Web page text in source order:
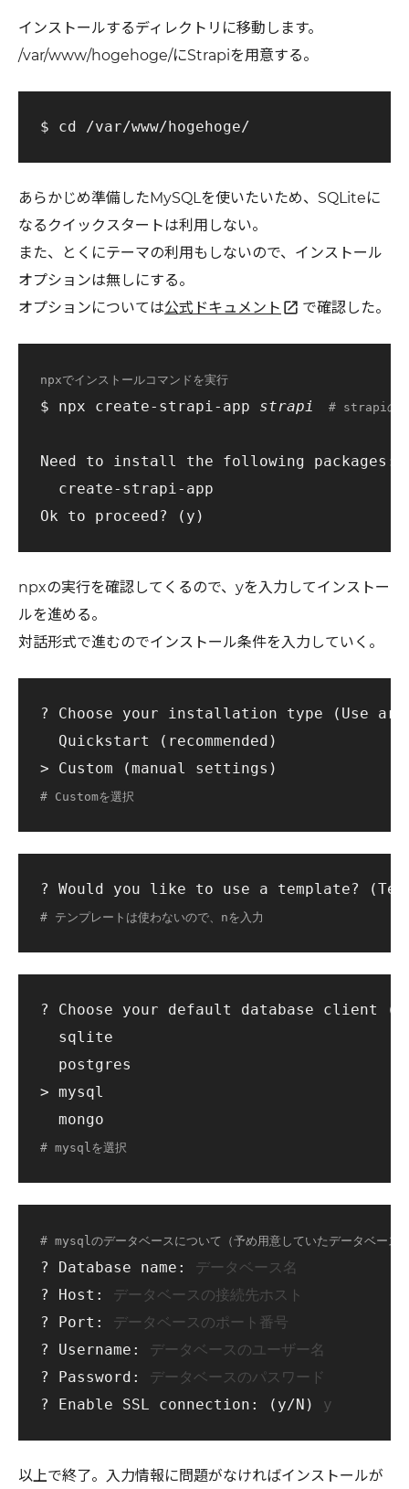
インストールするディレクトリに移動します。
/var/www/hogehoge/にStrapiを用意する。
あらかじめ準備したMySQLを使いたいため、SQLiteに
なるクイックスタートは利用しない。
また、とくにテーマの利用もしないので、インストール
オプションは無しにする。
オプションについては公式ドキュメント open_in_new で確認した。
npxでインストールコマンドを実行
$ npx create-strapi-app strapi # strapiのと
Need to install the following packages:
  create-strapi-app
npxの実行を確認してくるので、yを入力してインストー
ルを進める。
対話形式で進むのでインストール条件を入力していく。
? Choose your installation type (Use
  Quickstart (recommended)
# Customを選択
# テンプレートは使わないので、nを入力
? Choose your default database client
  sqlite
  postgres
> mysql
# mysqlを選択
# mysqlのデータベースについて（予め用意していたデータベース
? Database name: データベース名
? Host: データベースの接続先ホスト
? Port: データベースのポート番号
? Username: データベースのユーザー名
? Password: データベースのパスワード
? Enable SSL connection: (y/N) y
以上で終了。入力情報に問題がなければインストールが